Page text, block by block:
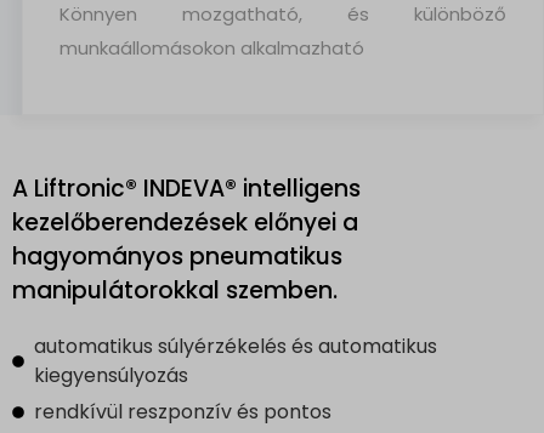
Könnyen mozgatható, és különböző
munkaállomásokon alkalmazható
A Liftronic® INDEVA® intelligens
kezelőberendezések előnyei a
hagyományos pneumatikus
manipulátorokkal szemben.
automatikus súlyérzékelés és automatikus
kiegyensúlyozás
rendkívül reszponzív és pontos